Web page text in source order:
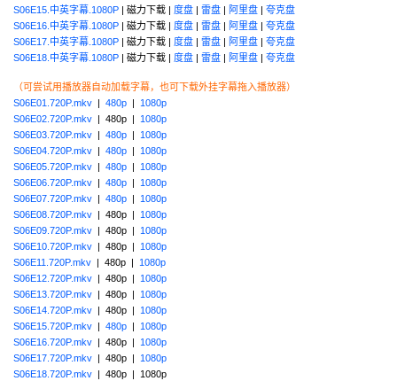
S06E15.中英字幕.1080P | 磁力下载 | 度盘 | 雷盘 | 阿里盘 | 夸克盘
S06E16.中英字幕.1080P | 磁力下载 | 度盘 | 雷盘 | 阿里盘 | 夸克盘
S06E17.中英字幕.1080P | 磁力下载 | 度盘 | 雷盘 | 阿里盘 | 夸克盘
S06E18.中英字幕.1080P | 磁力下载 | 度盘 | 雷盘 | 阿里盘 | 夸克盘
（可尝试用播放器自动加载字幕，也可下载外挂字幕拖入播放器）
S06E01.720P.mkv | 480p | 1080p
S06E02.720P.mkv | 480p | 1080p
S06E03.720P.mkv | 480p | 1080p
S06E04.720P.mkv | 480p | 1080p
S06E05.720P.mkv | 480p | 1080p
S06E06.720P.mkv | 480p | 1080p
S06E07.720P.mkv | 480p | 1080p
S06E08.720P.mkv | 480p | 1080p
S06E09.720P.mkv | 480p | 1080p
S06E10.720P.mkv | 480p | 1080p
S06E11.720P.mkv | 480p | 1080p
S06E12.720P.mkv | 480p | 1080p
S06E13.720P.mkv | 480p | 1080p
S06E14.720P.mkv | 480p | 1080p
S06E15.720P.mkv | 480p | 1080p
S06E16.720P.mkv | 480p | 1080p
S06E17.720P.mkv | 480p | 1080p
S06E18.720P.mkv | 480p | 1080p